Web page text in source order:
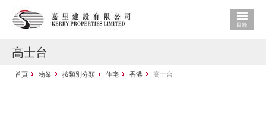
高士台
首頁 物業 按類別分類 住宅 香港 高士台